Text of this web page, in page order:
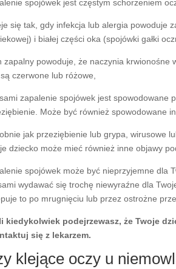
spojówek jest częstym schorzeniem
się tak, gdy infekcja lub alergia powoduje
i białej części oka (spojówki gałki
zapalny powoduje, że naczynia krwionośne
czerwone lub różowe,
zapalenie spojówek jest spowodowane
Może być również spowodowane
jak przeziębienie lub grypa, wirusowe
dziecko może mieć również inne objawy
spojówek może być nieprzyjemne dla
wydawać się trochę niewyraźne dla
to po mrugnięciu lub przez ostrożne
kiedykolwiek podejrzewasz, że Twoje
się z lekarzem.
klejące oczy u